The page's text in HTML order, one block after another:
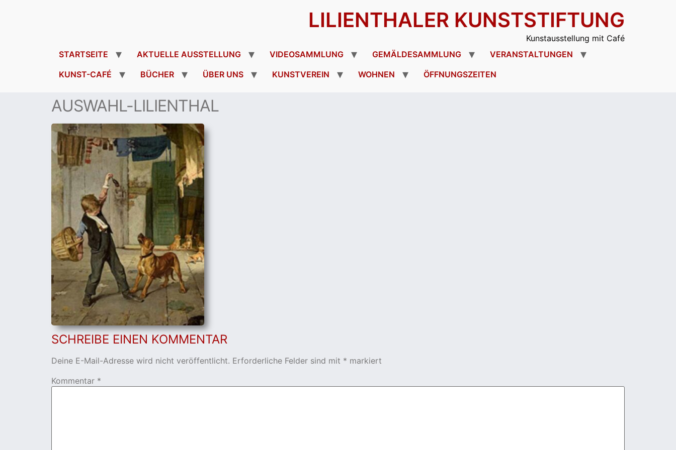
LILIENTHALER KUNSTSTIFTUNG
Kunstausstellung mit Café
STARTSEITE
AKTUELLE AUSSTELLUNG VIDEOSAMMLUNG GEMÄLDESAMMLUNG
VERANSTALTUNGEN
KUNST-CAFÉ
BÜCHER ÜBER UNS KUNSTVEREIN WOHNEN ÖFFNUNGSZEITEN
AUSWAHL-LILIENTHAL
SCHREIBE EINEN KOMMENTAR
Deine E-Mail-Adresse wird nicht veröffentlicht. Erforderliche Felder sind mit * markiert
Kommentar *